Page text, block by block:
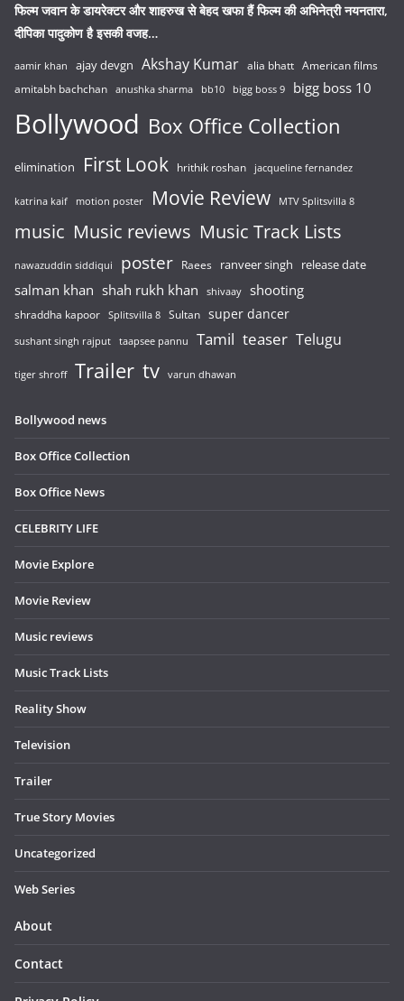
फिल्म जवान के डायरेक्टर और शाहरुख से बेहद खफा हैं फिल्म की अभिनेत्री नयनतारा,
दीपिका पादुकोण है इसकी वजह…
aamir khan ajay devgn Akshay Kumar alia bhatt American films
amitabh bachchan anushka sharma bb10 bigg boss 9 bigg boss 10
Bollywood Box Office Collection
elimination First Look hrithik roshan jacqueline fernandez
katrina kaif motion poster Movie Review MTV Splitsvilla 8
music Music reviews Music Track Lists
nawazuddin siddiqui poster Raees ranveer singh release date
salman khan shah rukh khan shivaay shooting
shraddha kapoor Splitsvilla 8 Sultan super dancer
sushant singh rajput taapsee pannu Tamil teaser Telugu
tiger shroff Trailer tv varun dhawan
Bollywood news
Box Office Collection
Box Office News
CELEBRITY LIFE
Movie Explore
Movie Review
Music reviews
Music Track Lists
Reality Show
Television
Trailer
True Story Movies
Uncategorized
Web Series
About
Contact